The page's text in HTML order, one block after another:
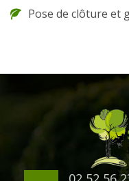
Pose de clôture et